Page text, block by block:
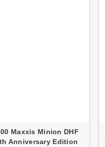
Maxxis Minion DHF
Anniversary Edition